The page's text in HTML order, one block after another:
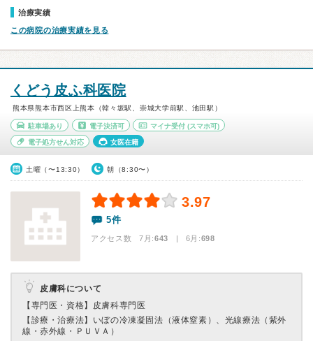
治療実績
この病院の治療実績を見る
くどう皮ふ科医院
熊本県熊本市西区上熊本（韓々坂駅、崇城大学前駅、池田駅）
駐車場あり 電子決済可 マイナ受付 (スマホ可)
電子処方せん対応 女医在籍
土曜（〜13:30） 朝（8:30〜）
3.97
5件
アクセス数 7月:643 | 6月:698
皮膚科について
【専門医・資格】 皮膚科専門医
【診療・治療法】 いぼの冷凍凝固法（液体窒素）、光線療法（紫外
線・赤外線・ＰＵＶＡ）